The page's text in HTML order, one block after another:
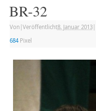
BR-32
Von Veröffentlicht8. Januar 2013|
684Pixel